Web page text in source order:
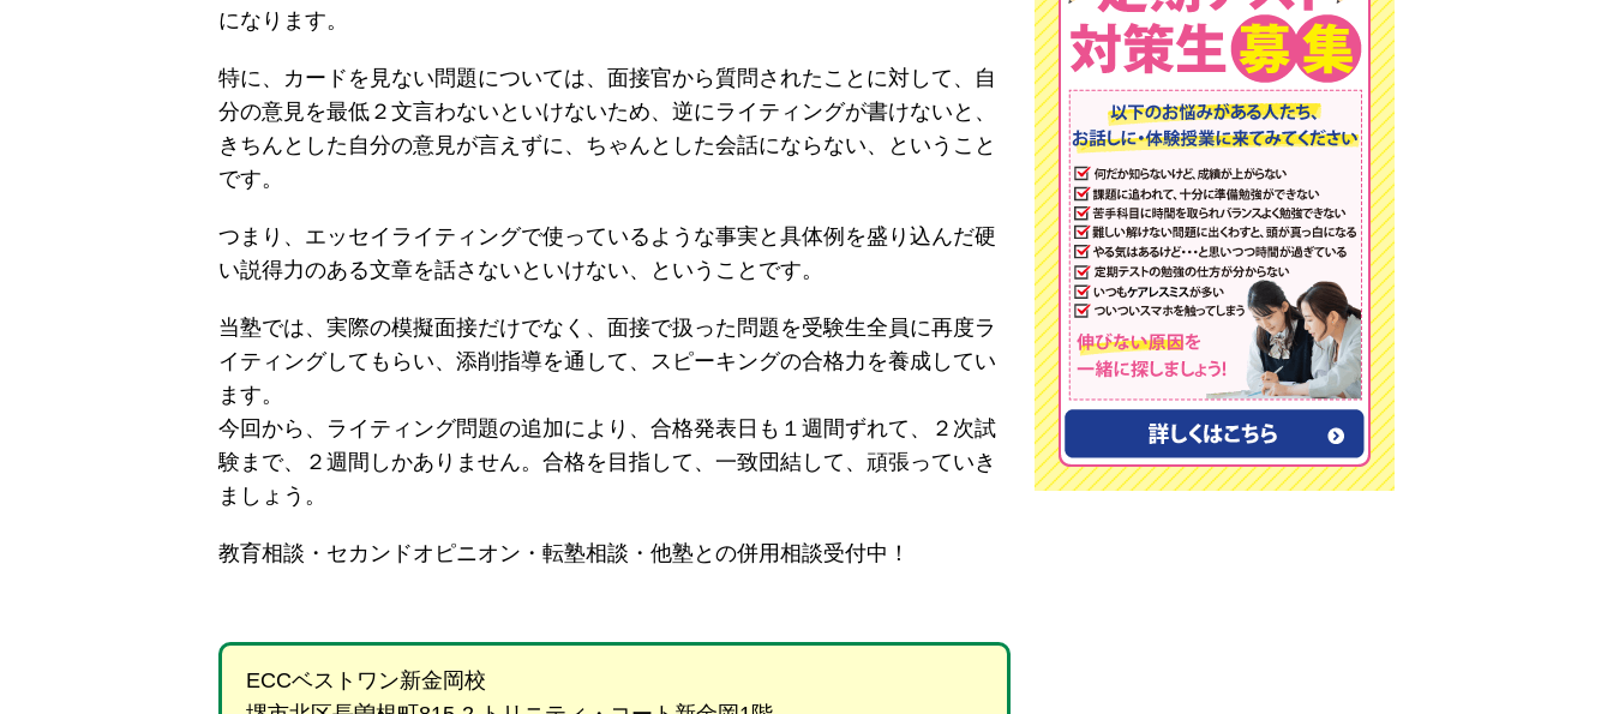
になります。
特に、カードを見ない問題については、面接官から質問されたことに対して、自
分の意見を最低２文言わないといけないため、逆にライティングが書けないと、
きちんとした自分の意見が言えずに、ちゃんとした会話にならない、ということ
です。
つまり、エッセイライティングで使っているような事実と具体例を盛り込んだ硬
い説得力のある文章を話さないといけない、ということです。
当塾では、実際の模擬面接だけでなく、面接で扱った問題を受験生全員に再度ラ
イティングしてもらい、添削指導を通して、スピーキングの合格力を養成してい
ます。
今回から、ライティング問題の追加により、合格発表日も１週間ずれて、２次試
験まで、２週間しかありません。合格を目指して、一致団結して、頑張っていき
ましょう。
教育相談・セカンドオピニオン・転塾相談・他塾との併用相談受付中！
ECCベストワン新金岡校